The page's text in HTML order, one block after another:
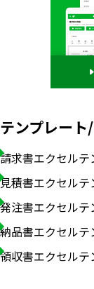
テンプレー
請求書エクセルテ
見積書エクセルテ
発注書エクセルテ
納品書エクセルテ
領収書エクセルテ